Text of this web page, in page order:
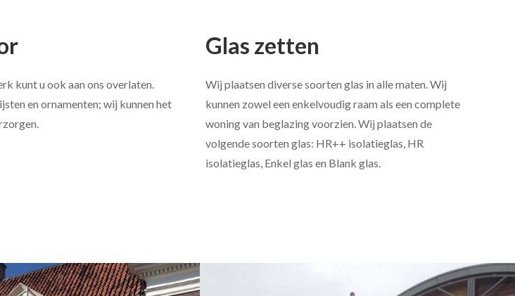
kunt u ook aan ons overlaten.
en ornamenten; wij kunnen het
Glas zetten
Wij plaatsen diverse soorten glas in alle maten. Wij
kunnen zowel een enkelvoudig raam als een complete
woning van beglazing voorzien. Wij plaatsen de
volgende soorten glas: HR++ isolatieglas, HR
isolatieglas, Enkel glas en Blank glas.